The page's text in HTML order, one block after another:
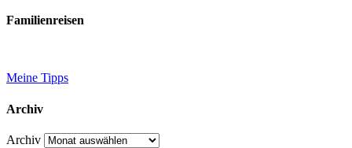
Familienreisen
Meine Tipps
Archiv
Archiv